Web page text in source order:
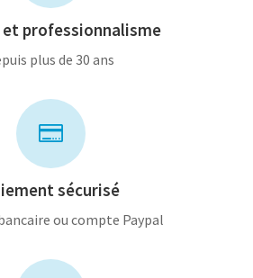
et professionnalisme
plus de 30 ans

sécurisé
ou compte Paypal